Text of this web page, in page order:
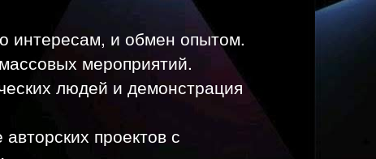
интересам, и обмен опытом.
мероприятий.
людей и демонстрация
проектов с